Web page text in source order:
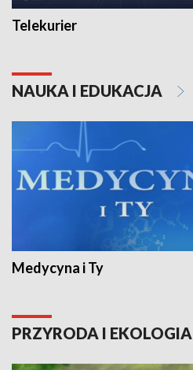
Telekurier
NAUKA I EDUKACJA
Medycyna i Ty
PRZYRODA I EKOLOGIA